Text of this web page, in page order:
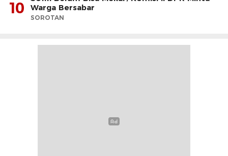
10
Warga Bersabar
SOROTAN